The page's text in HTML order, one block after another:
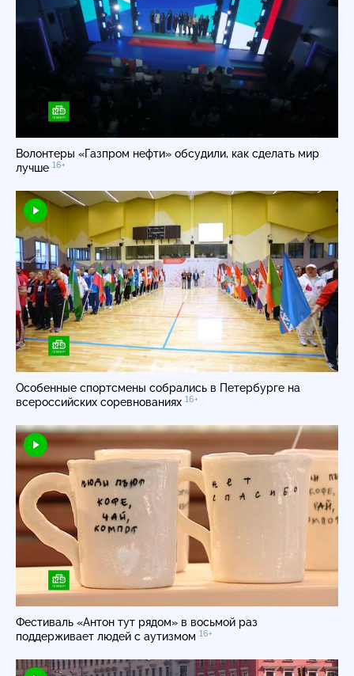
Волонтеры «Газпром нефти» обсудили, как сделать мир
лучше 16+
Особенные спортсмены собрались в Петербурге на
всероссийских соревнованиях 16+
Фестиваль «Антон тут рядом» в восьмой раз
поддерживает людей с аутизмом 16+